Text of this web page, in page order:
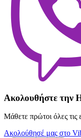
Ακολουθήστε την
Μάθετε πρώτοι όλες τις
Ακολούθησέ μας στο